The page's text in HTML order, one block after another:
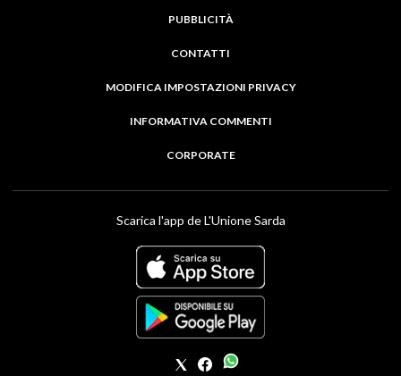
PUBBLICITÀ
CONTATTI
MODIFICA IMPOSTAZIONI PRIVACY
INFORMATIVA COMMENTI
CORPORATE
Scarica l'app de L'Unione Sarda